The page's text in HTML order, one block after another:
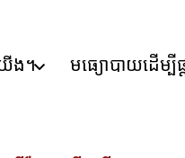
ើង។ មធ្យោបាយដើម្បី